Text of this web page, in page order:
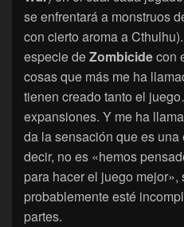
se enfrentará a monstruos
con cierto aroma a
especie deZombicidecon
cosas que más me ha
tienen creado tanto el
expansiones. Y me ha
da la sensación que es
decir, no es «hemos
para hacer el juego
probablemente esté
partes.